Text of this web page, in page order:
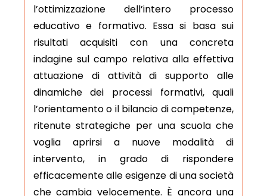
l’ottimizzazione dell’intero processo
educativo e formativo. Essa si basa sui
risultati acquisiti con una concreta
indagine sul campo relativa alla effettiva
attuazione di attività di supporto alle
dinamiche dei processi formativi, quali
l’orientamento o il bilancio di competenze,
ritenute strategiche per una scuola che
voglia aprirsi a nuove modalità di
intervento, in grado di rispondere
efficacemente alle esigenze di una società
che cambia velocemente. È ancora una